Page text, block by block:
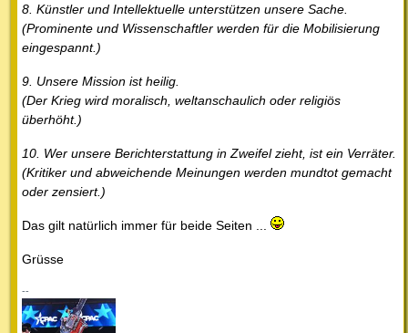
8. Künstler und Intellektuelle unterstützen unsere Sache.
(Prominente und Wissenschaftler werden für die Mobilisierung
eingespannt.)
9. Unsere Mission ist heilig.
(Der Krieg wird moralisch, weltanschaulich oder religiös
überhöht.)
10. Wer unsere Berichterstattung in Zweifel zieht, ist ein Verräter.
(Kritiker und abweichende Meinungen werden mundtot gemacht
oder zensiert.)
Das gilt natürlich immer für beide Seiten ...
Grüsse
--